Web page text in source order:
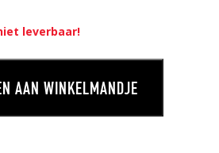
leverbaar!
TOEVOEGEN AAN WINKELMANDJE